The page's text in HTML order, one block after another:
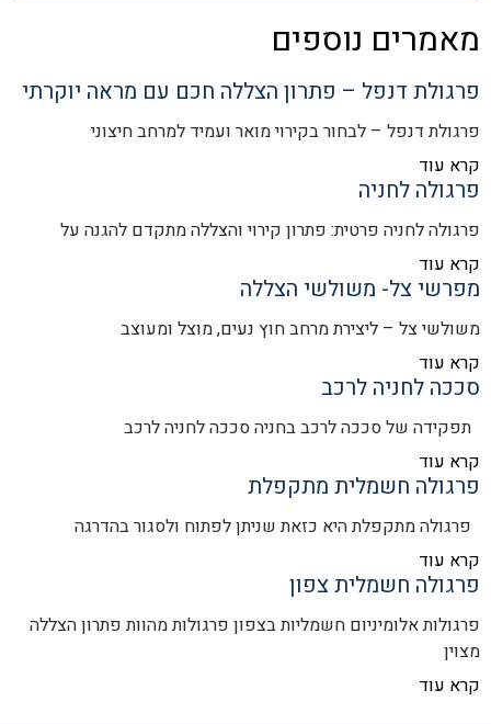
מאמרים נוספים
פרגולת דנפל – פתרון הצללה חכם עם מראה יוקרתי
פרגולת דנפל – לבחור בקירוי מואר ועמיד למרחב חיצוני
קרא עוד
פרגולה לחניה
פרגולה לחניה פרטית: פתרון קירוי והצללה מתקדם להגנה על
קרא עוד
מפרשי צל- משולשי הצללה
משולשי צל – ליצירת מרחב חוץ נעים, מוצל ומעוצב
קרא עוד
סככה לחניה לרכב
תפקידה של סככה לרכב בחניה סככה לחניה לרכב
קרא עוד
פרגולה חשמלית מתקפלת
פרגולה מתקפלת היא כזאת שניתן לפתוח ולסגור בהדרגה
קרא עוד
פרגולה חשמלית צפון
פרגולות אלומיניום חשמליות בצפון פרגולות מהוות פתרון הצללה
מצוין
קרא עוד